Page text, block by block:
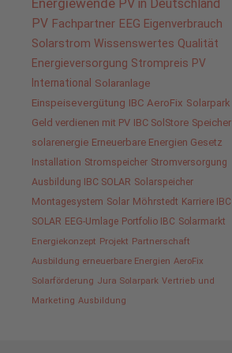
Energiewende PV in Deutschland
PV Fachpartner EEG Eigenverbrauch
Solarstrom Wissenswertes Qualität
Energieversorgung Strompreis PV
International Solaranlage
Einspeisevergütung IBC AeroFix Solarpark
Geld verdienen mit PV IBC SolStore Speicher
solarenergie Erneuerbare Energien Gesetz
Installation Stromspeicher Stromversorgung
Ausbildung IBC SOLAR Solarspeicher
Montagesystem Solar Möhrstedt Karriere IBC
SOLAR EEG-Umlage Portfolio IBC Solarmarkt
Energiekonzept Projekt Partnerschaft
Ausbildung erneuerbare Energien AeroFix
Solarförderung Jura Solarpark Vertrieb und
Marketing Ausbildung